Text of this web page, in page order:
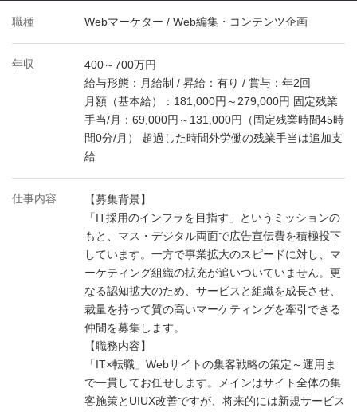
職種 Webマーケター / Web編集・コンテンツ企画
年収
400～700万円
給与形態：月給制 / 昇給：有り / 賞与：年2回
月額（基本給）：181,000円～279,000円 固定残業
手当/月：69,000円～131,000円（固定残業時間45時
間0分/月） 超過した時間外労働の残業手当は追加支
給
仕事内容
【募集背景】
「IT採用のインフラを目指す」というミッションの
もと、マス・デジタル両面で広告宣伝費を積極投下
しています。一方で事業拡大のスピードに対し、マ
ーケティング組織の拡充が追いついていません。更
なる認知拡大のため、サービスと組織を成長させ、
裁量を持って質の高いマーケティングを牽引できる
仲間を募集します。
【職務内容】
「IT×転職」Webサイトの集客戦略の策定～運用ま
で一貫してお任せします。メインはサイト全体の集
客施策とUIUX改善ですが、将来的には新規サービス